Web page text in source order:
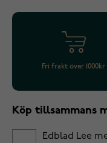
Fri frakt över 1000kr
Köp tillsammans
Edblad Lee